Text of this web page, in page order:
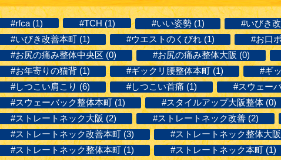
#rfca (1) #TCH (1) #いい姿勢 (1) #いびき
#いびき改善本町 (1)
#ウエストのくびれ (1)
#お口
#お尻の痛み整体中央区 (0)
#お尻の痛み整体大阪 (0)
#お年寄りの猫背 (1)
#ギックリ腰整体本町 (1)
#ギ
#しつこい肩こり (6)
#しつこい首痛 (1)
#スウェー
#スウェーバック整体本町 (1)
#スタイルアップ大阪整体 (0)
#ストレートネック大阪 (2)
#ストレートネック改善 (2)
#ストレートネック改善本町 (3)
#ストレートネック整体大
#ストレートネック整体本町 (1)
#ストレートネック本町 (1)